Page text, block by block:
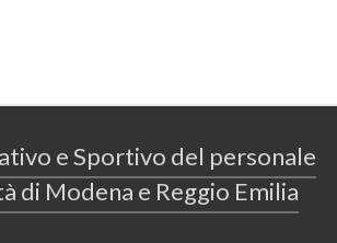
e Sportivo del personale
di Modena e Reggio Emilia